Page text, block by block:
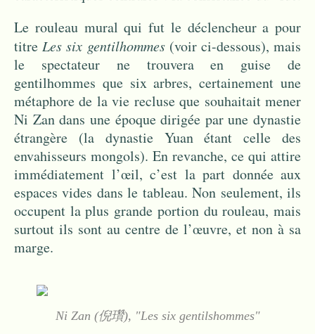
Le rouleau mural qui fut le déclencheur a pour
titreLes six gentilhommes (voir ci-dessous), mais
le spectateur ne trouvera en guise de
gentilhommes que six arbres, certainement une
métaphore de la vie recluse que souhaitait mener
Ni Zan dans une époque dirigée par une dynastie
étrangère (la dynastie Yuan étant celle des
envahisseurs mongols). En revanche, ce qui attire
immédiatement l’œil, c’est la part donnée aux
espaces vides dans le tableau. Non seulement, ils
occupent la plus grande portion du rouleau, mais
surtout ils sont au centre de l’œuvre, et non à sa
marge.
Ni Zan (倪瓚), "Les six gentilshommes"